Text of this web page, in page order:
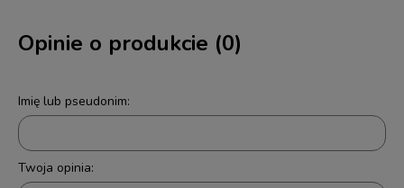
Opinie o produkcie (0)
Imię lub pseudonim:
Twoja opinia: